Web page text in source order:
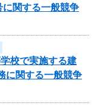
関する一般競争
校で実施する建
に関する一般競争